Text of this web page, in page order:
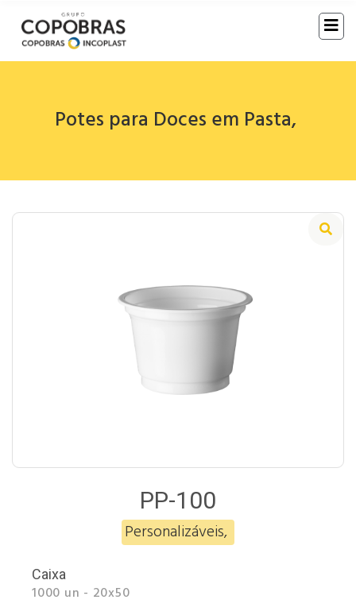
Potes para Doces em Pasta,
PP-100
Personalizáveis,
Caixa
1000 un - 20x50